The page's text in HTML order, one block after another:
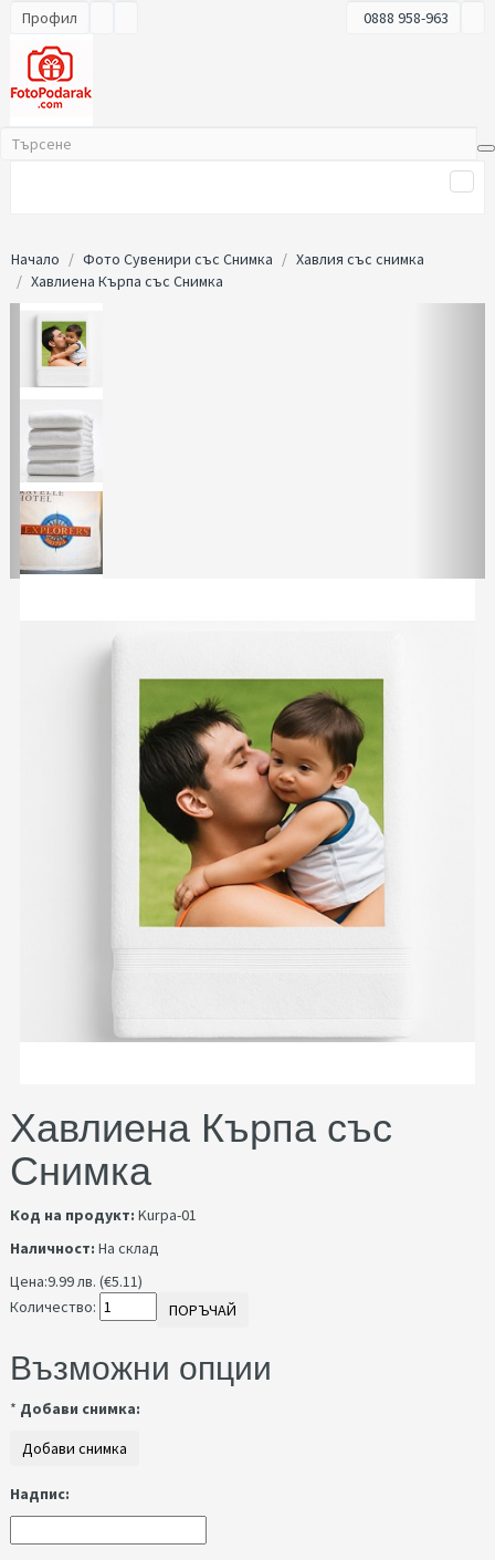
Профил 0888 958-963
Начало Фото Сувенири със Снимка
Хавлия със снимка
Хавлиена Кърпа със Снимка
Хавлиена Кърпа със
Снимка
Код на продукт: Kurpa-01
Наличност: На склад
Цена:9.99 лв. (€5.11)
Количество:
ПОРЪЧАЙ
Възможни опции
* Добави снимка:
Надпис: